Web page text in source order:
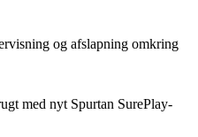
og afslapning omkring
med nyt Spurtan SurePlay-